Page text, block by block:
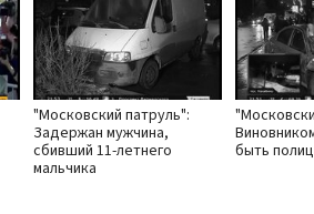
"Московский патруль":
Задержан мужчина,
сбивший 11-летнего
мальчика
быть